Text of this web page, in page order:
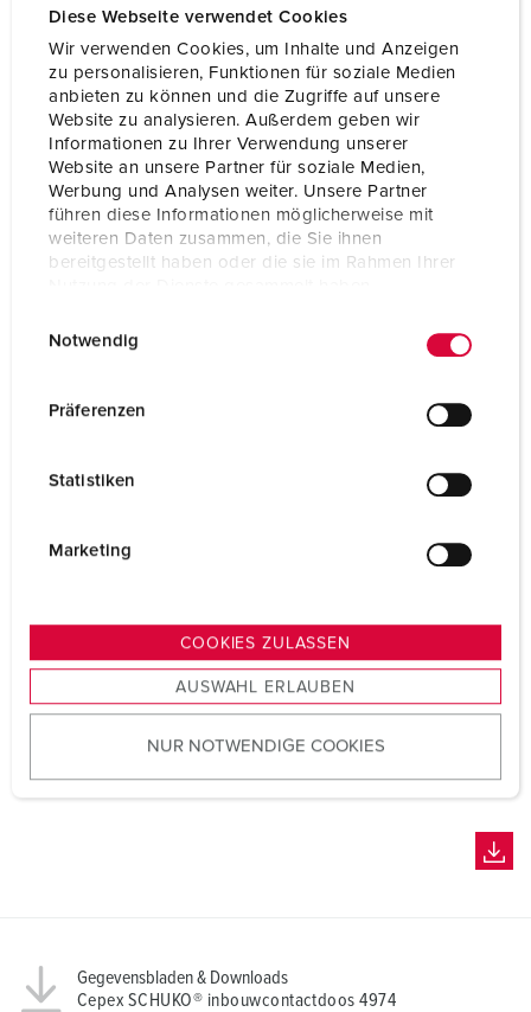
Diese Webseite verwendet Cookies
Wir verwenden Cookies, um Inhalte und Anzeigen
zu personalisieren, Funktionen für soziale Medien
anbieten zu können und die Zugriffe auf unsere
Website zu analysieren. Außerdem geben wir
Informationen zu Ihrer Verwendung unserer
Website an unsere Partner für soziale Medien,
Werbung und Analysen weiter. Unsere Partner
führen diese Informationen möglicherweise mit
weiteren Daten zusammen, die Sie ihnen
bereitgestellt haben oder die sie im Rahmen Ihrer
s
u
w
Notwendig
Präferenzen
Statistiken
Marketing
COOKIES ZULASSEN
AUSWAHL ERLAUBEN
NUR NOTWENDIGE COOKIES
Beschermingsgraad
Kinderbeveiliging Nee
Gewicht
Certificeringen EAC
Gegevensbladen & Downloads
Cepex SCHUKO® inbouwcontactdoos 4974